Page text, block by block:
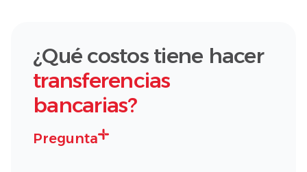
¿Qué costos tiene hacer
transferencias
bancarias?
Pregunta